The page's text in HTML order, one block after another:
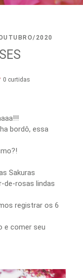
2020
0 curtidas
bordô, essa
Sakuras
de-rosas lindas
registrar os 6
e comer seu